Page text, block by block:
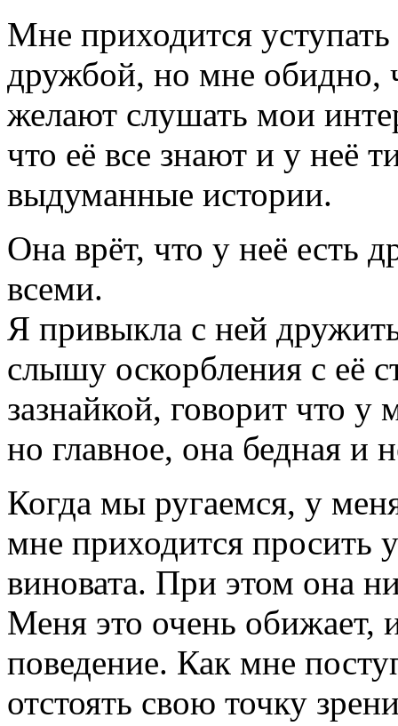
Мне приходится
дружбой, но мне обидно,
желают слушать мои
что её все знают и у неё
выдуманные истории.
Она врёт, что у неё есть
всеми.
Я привыкла с ней
слышу оскорбления с её
зазнайкой, говорит что
но главное, она бедная и
Когда мы ругаемся, у
мне приходится просить
виновата. При этом она
Меня это очень обижает,
поведение. Как мне
отстоять свою точку